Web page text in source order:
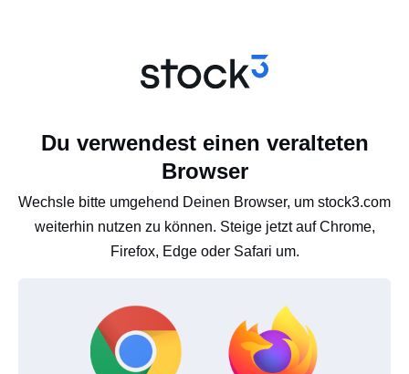
Du verwendest einen veralteten
Browser
Wechsle bitte umgehend Deinen Browser, um stock3.com
weiterhin nutzen zu können. Steige jetzt auf Chrome,
Firefox, Edge oder Safari um.